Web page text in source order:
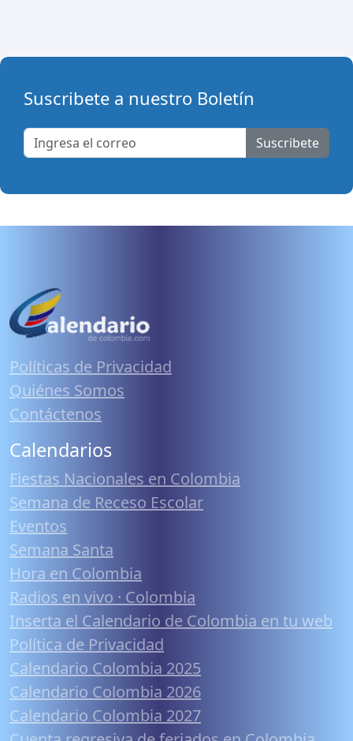
Suscribete a nuestro Boletín
Suscribete
Políticas de Privacidad
Quiénes Somos
Contáctenos
Calendarios
Fiestas Nacionales en Colombia
Semana de Receso Escolar
Eventos
Semana Santa
Hora en Colombia
Radios en vivo · Colombia
Inserta el Calendario de Colombia en tu web
Política de Privacidad
Calendario Colombia 2025
Calendario Colombia 2026
Calendario Colombia 2027